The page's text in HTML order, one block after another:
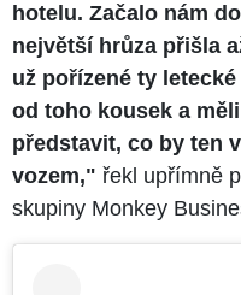
hotelu. Začalo nám
největší hrůza přišla
už pořízené ty
od toho kousek a
představit, co by ten
vozem," řekl upřímně
skupiny Monkey